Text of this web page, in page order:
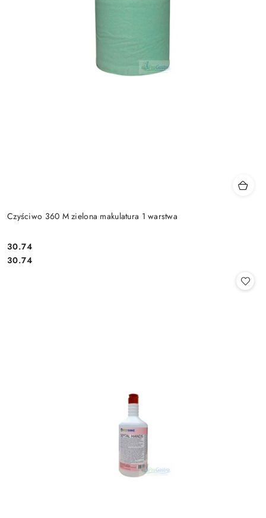
Czyściwo 360 M zielona makulatura 1 warstwa
Cena:
30.74
Cena:
30.74